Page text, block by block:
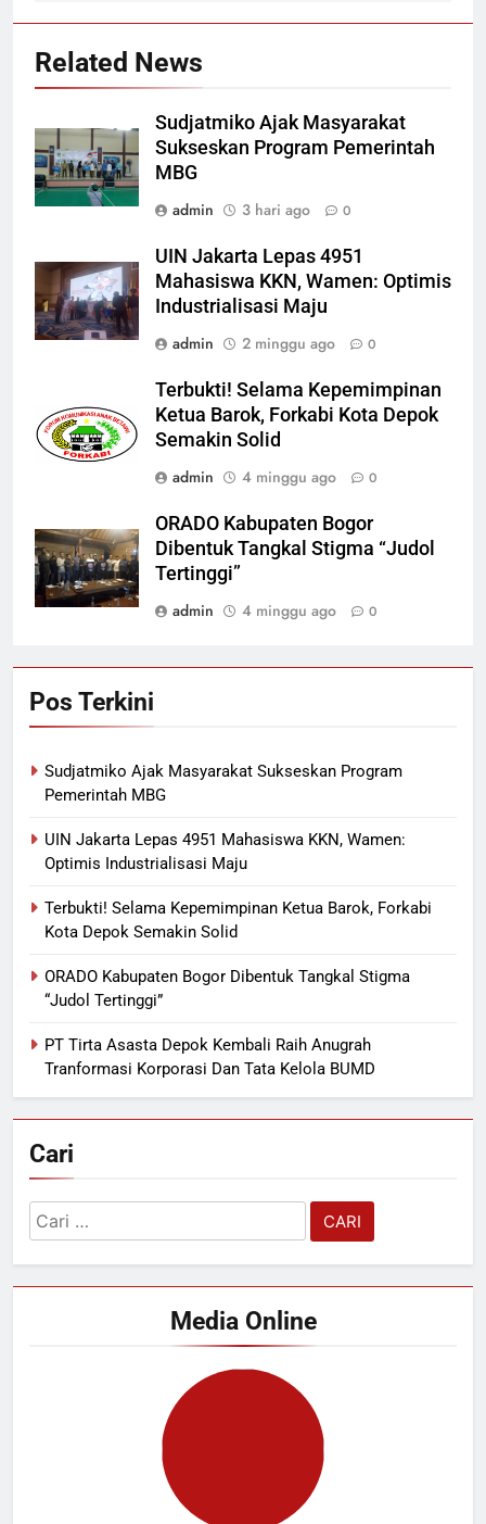
Related News
Sudjatmiko Ajak Masyarakat
Sukseskan Program Pemerintah
MBG
admin
3 hari ago 0
UIN Jakarta Lepas 4951
Mahasiswa KKN, Wamen: Optimis
Industrialisasi Maju
admin
2 minggu ago 0
Terbukti! Selama Kepemimpinan
Ketua Barok, Forkabi Kota Depok
Semakin Solid
admin
4 minggu ago 0
ORADO Kabupaten Bogor
Dibentuk Tangkal Stigma “Judol
Tertinggi”
admin
4 minggu ago 0
Pos Terkini
Sudjatmiko Ajak Masyarakat Sukseskan Program
Pemerintah MBG
UIN Jakarta Lepas 4951 Mahasiswa KKN, Wamen:
Optimis Industrialisasi Maju
Terbukti! Selama Kepemimpinan Ketua Barok, Forkabi
Kota Depok Semakin Solid
ORADO Kabupaten Bogor Dibentuk Tangkal Stigma
“Judol Tertinggi”
PT Tirta Asasta Depok Kembali Raih Anugrah
Tranformasi Korporasi Dan Tata Kelola BUMD
Cari
Cari
untuk:
Media Online